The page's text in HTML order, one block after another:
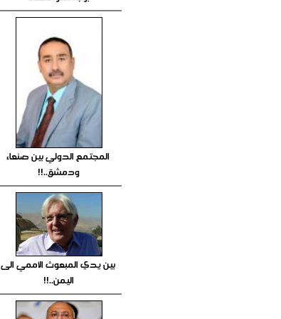
المجتمع الدولي بين صنعاء
ودمشق..!!
بين يدي المبعوث الأممي الى
اليمن..!!